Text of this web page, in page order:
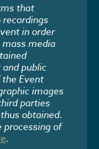
that
in order
media
public
Event
images
parties
obtained.
of
.